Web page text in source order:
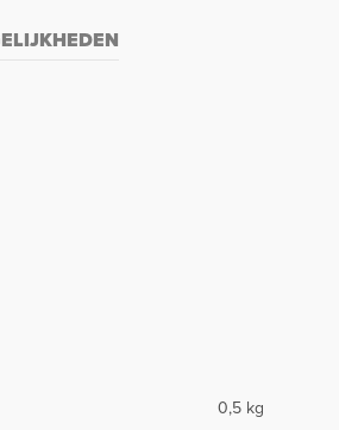
0,5 kg